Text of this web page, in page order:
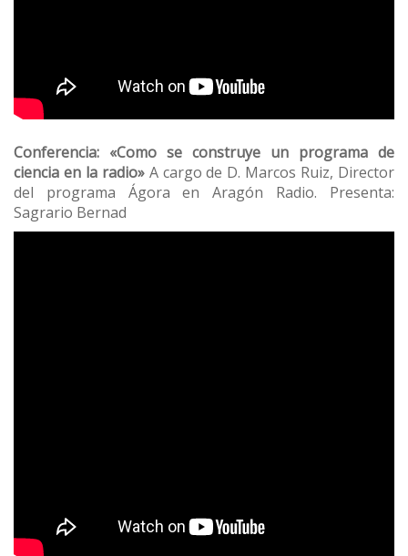
Conferencia: «Como se construye un programa de
ciencia en la radio»A cargo de D. Marcos Ruiz, Director
del programa Ágora en Aragón Radio. Presenta:
Sagrario Bernad